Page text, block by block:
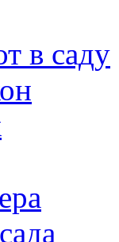
в саду